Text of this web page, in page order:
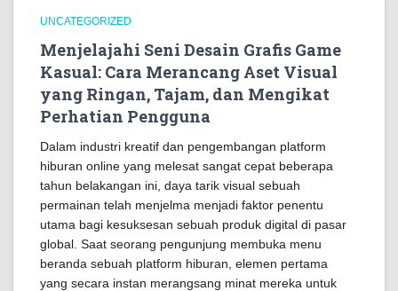
UNCATEGORIZED
Menjelajahi Seni Desain Grafis Game
Kasual: Cara Merancang Aset Visual
yang Ringan, Tajam, dan Mengikat
Perhatian Pengguna
Dalam industri kreatif dan pengembangan platform
hiburan online yang melesat sangat cepat beberapa
tahun belakangan ini, daya tarik visual sebuah
permainan telah menjelma menjadi faktor penentu
utama bagi kesuksesan sebuah produk digital di pasar
global. Saat seorang pengunjung membuka menu
beranda sebuah platform hiburan, elemen pertama
yang secara instan merangsang minat mereka untuk